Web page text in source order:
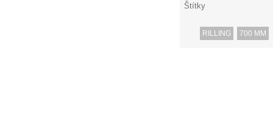
Štítky
RILLING 700 MM